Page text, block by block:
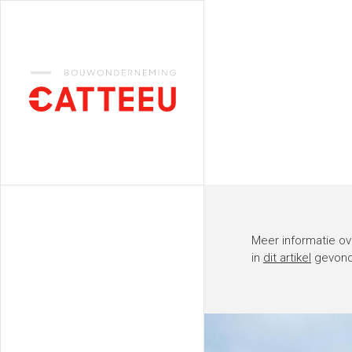
Meer informatie
in dit artikel